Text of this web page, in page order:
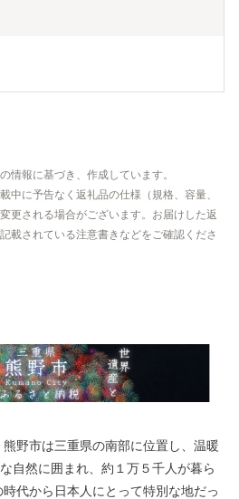
情報に基づき、作成しています。
中に予告なく返礼品の仕様（規格、容量、
更される場合がございます。お届けした返
載されている注意書きなどをご確認くださ
熊野市は三重県の南部に位置し、温暖
自然に囲まれ、約１万５千人が暮ら